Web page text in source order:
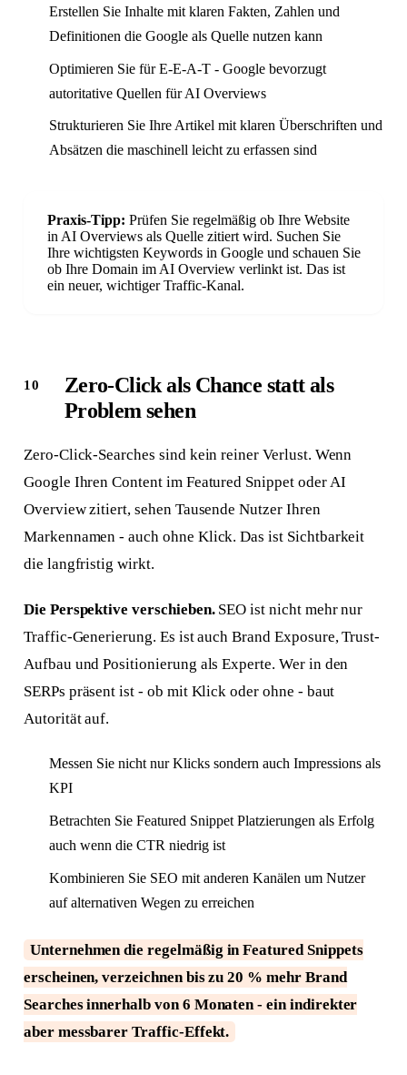
Erstellen Sie Inhalte mit klaren Fakten, Zahlen und
Definitionen die Google als Quelle nutzen kann
Optimieren Sie für E-E-A-T - Google bevorzugt
autoritative Quellen für AI Overviews
Strukturieren Sie Ihre Artikel mit klaren Überschriften und
Absätzen die maschinell leicht zu erfassen sind
Praxis-Tipp: Prüfen Sie regelmäßig ob Ihre Website
in AI Overviews als Quelle zitiert wird. Suchen Sie
Ihre wichtigsten Keywords in Google und schauen Sie
ob Ihre Domain im AI Overview verlinkt ist. Das ist
ein neuer, wichtiger Traffic-Kanal.
Zero-Click als Chance statt als
Problem sehen
Zero-Click-Searches sind kein reiner Verlust. Wenn
Google Ihren Content im Featured Snippet oder AI
Overview zitiert, sehen Tausende Nutzer Ihren
Markennamen - auch ohne Klick. Das ist Sichtbarkeit
die langfristig wirkt.
Die Perspektive verschieben.SEO ist nicht mehr nur
Traffic-Generierung. Es ist auch Brand Exposure, Trust-
Aufbau und Positionierung als Experte. Wer in den
SERPs präsent ist - ob mit Klick oder ohne - baut
Autorität auf.
Messen Sie nicht nur Klicks sondern auch Impressions als
KPI
Betrachten Sie Featured Snippet Platzierungen als Erfolg
auch wenn die CTR niedrig ist
Kombinieren Sie SEO mit anderen Kanälen um Nutzer
auf alternativen Wegen zu erreichen
Unternehmen die regelmäßig in Featured Snippets
erscheinen, verzeichnen bis zu 20 % mehr Brand
Searches innerhalb von 6 Monaten - ein indirekter
aber messbarer Traffic-Effekt.
Anliegen wählen
Worum geht's?
Neue Website
Webseite + SEO von Grund auf